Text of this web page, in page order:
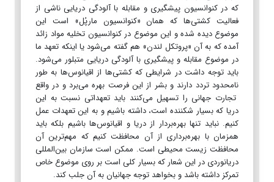
که در کنوانسیون پیشگیری و مقابله با آلودگی دریایی ناشی از
فعالیت کشتی‌ها که همان «کنوانسیون مارپُل» است این
موضوع دیده شده و این موضوع در کنوانسیون تخلیه مواد زائد
آمده که به آن «پروتکل لندن» هم گفته می‌شود یا اینکه تعهد ما
در موضوع مقابله و پیشگیری با آلودگی دریایی متبلور می‌شود.
باید توجه داشت در شرایطی که کشتی‌ها از اقیانوس‌ها به طور
نامحدود تردد دارند و بشر از این فرصت بهره می‌برد و در واقع
تجارت جهانی را تسهیل می‌کنند باید تعهداتی نسبت به این
دریا که بسیار شکننده است، داشته باشیم و به این تعهدات عمل
کنیم. نباید تنها بهره‌بردار از دریا و اقیانوس‌ها باشیم بلکه باید
همزمان با بهره‌برداری از آن محافظت کنیم که مهم‌ترین آن
محافظت زیست محیطی است. ممکن است سازمان بین‌المللی
دریانوردی در این شعار که بسیار کلی است بر روی موضوع خاص
تمرکز داشته باشد و بخواهد توجه جهانیان به آن جلب کند.